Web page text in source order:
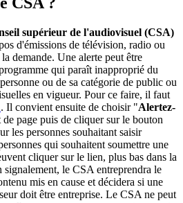
supérieur de l'audiovisuel (CSA)
d'émissions de télévision, radio ou
demande. Une alerte peut être
qui paraît inapproprié du
ou de sa catégorie de public ou
en vigueur. Pour ce faire, il faut
. Il convient ensuite de choisir "Alertez-
page puis de cliquer sur le bouton
les personnes souhaitant saisir
qui souhaitent soumettre une
cliquer sur le lien, plus bas dans la
le CSA entreprendra le
mis en cause et décidera si une
doit être entreprise. Le CSA ne peut